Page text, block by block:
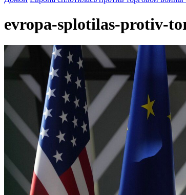
evropa-splotilas-protiv-